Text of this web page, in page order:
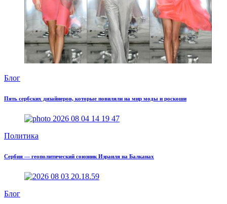
Блог
Пять сербских дизайнеров, которые повиляли на мир моды и роскоши
Политика
Сербия — геополитический союзник Израиля на Балканах
Блог